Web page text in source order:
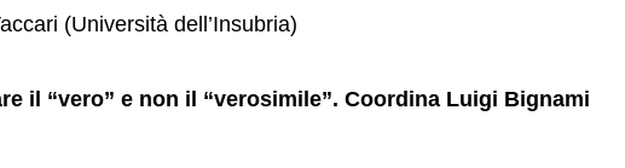
(Università dell’Insubria)
il “vero” e non il “verosimile”. Coordina Luigi Bignami